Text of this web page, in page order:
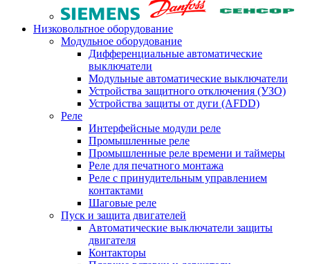
Низковольтное оборудование
Модульное оборудование
Дифференциальные автоматические
выключатели
Модульные автоматические выключатели
Устройства защитного отключения (УЗО)
Устройства защиты от дуги (AFDD)
Реле
Интерфейсные модули реле
Промышленные реле
Промышленные реле времени и таймеры
Реле для печатного монтажа
Реле с принудительным управлением
контактами
Шаговые реле
Пуск и защита двигателей
Автоматические выключатели защиты
двигателя
Контакторы